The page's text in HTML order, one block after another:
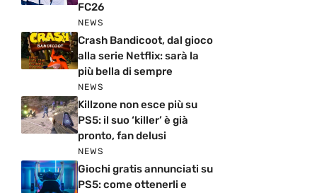
FC26
NEWS
Crash Bandicoot, dal gioco
alla serie Netflix: sarà la
più bella di sempre
NEWS
Killzone non esce più su
PS5: il suo ‘killer’ è già
pronto, fan delusi
NEWS
Giochi gratis annunciati su
PS5: come ottenerli e